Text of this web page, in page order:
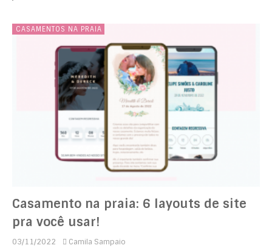
CASAMENTOS NA PRAIA
Casamento na praia: 6 layouts de site
pra você usar!
03/11/2022 Camila Sampaio